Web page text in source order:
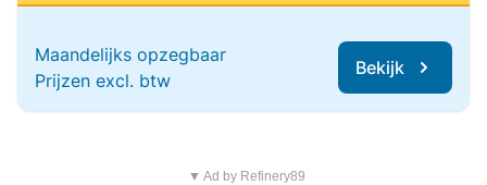
Maandelijks opzegbaar
Prijzen excl. btw
Bekijk
▼ Ad by Refinery89